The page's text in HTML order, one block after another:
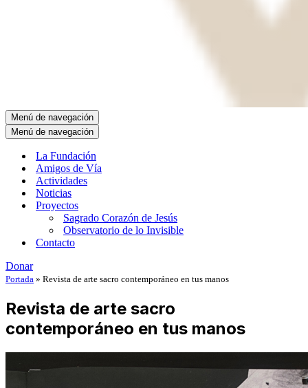
Menú de navegación
Menú de navegación
La Fundación
Amigos de Vía
Actividades
Noticias
Proyectos
Sagrado Corazón de Jesús
Observatorio de lo Invisible
Contacto
Donar
Portada » Revista de arte sacro contemporáneo en tus manos
Revista de arte sacro
contemporáneo en tus manos